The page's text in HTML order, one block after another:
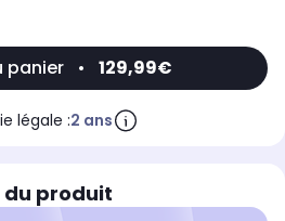
panier • 129,99€
légale :2 ans
du produit